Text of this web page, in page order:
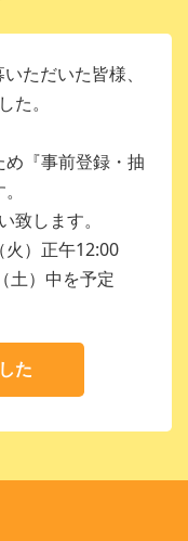
ただいた皆様、
た。
『事前登録・抽
致します。
）正午12:00
土）中を予定
た